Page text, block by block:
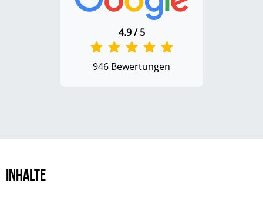
4.9 / 5
946 Bewertungen
Inhalte